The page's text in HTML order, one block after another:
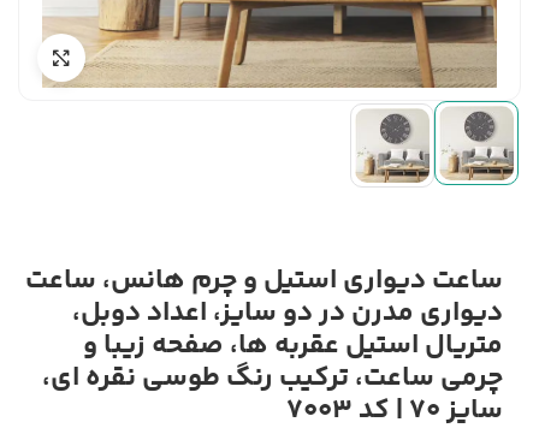
ساعت دیواری استیل و چرم هانس، ساعت
دیواری مدرن در دو سایز، اعداد دوبل،
متریال استیل عقربه ها، صفحه زیبا و
چرمی ساعت، ترکیب رنگ طوسی نقره ای،
سایز 70 | کد 7003